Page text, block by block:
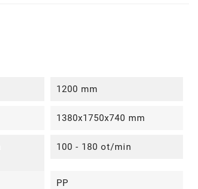
1200 mm
1380x1750x740 mm
100 - 180 ot/min
PP